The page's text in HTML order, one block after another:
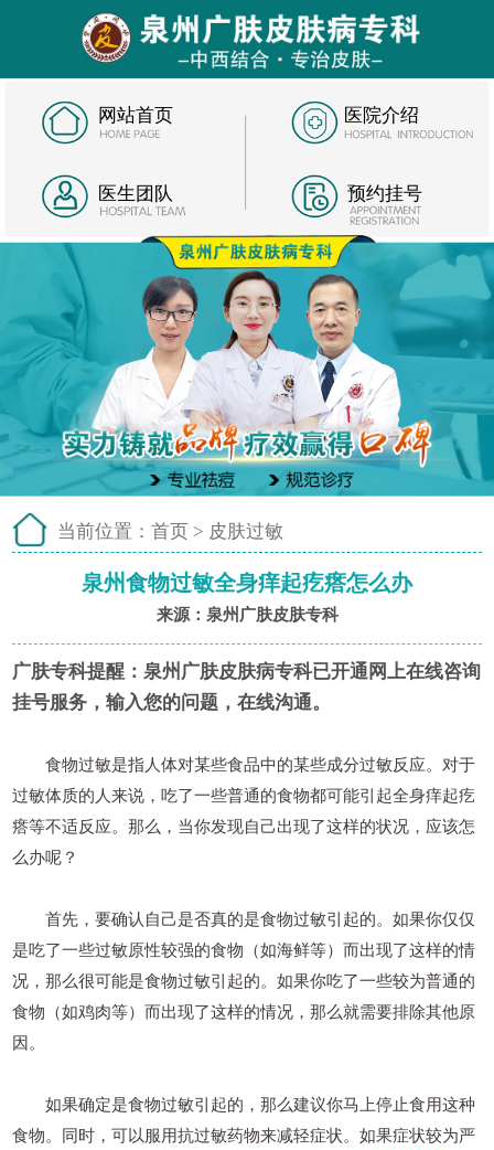
网站首页 医院介绍
医生团队 预约挂号
当前位置： 首页 > 皮肤过敏
泉州食物过敏全身痒起疙瘩怎么办
来源：泉州广肤皮肤专科
广肤专科提醒： 泉州广肤皮肤病专科已开通网上在线咨询
挂号服务，输入您的问题，在线沟通。
食物过敏是指人体对某些食品中的某些成分过敏反应。对于
过敏体质的人来说，吃了一些普通的食物都可能引起全身痒起疙
瘩等不适反应。那么，当你发现自己出现了这样的状况，应该怎
么办呢？
首先，要确认自己是否真的是食物过敏引起的。如果你仅仅
是吃了一些过敏原性较强的食物（如海鲜等）而出现了这样的情
况，那么很可能是食物过敏引起的。如果你吃了一些较为普通的
食物（如鸡肉等）而出现了这样的情况，那么就需要排除其他原
因。
如果确定是食物过敏引起的，那么建议你马上停止食用这种
食物。同时，可以服用抗过敏药物来减轻症状。如果症状较为严